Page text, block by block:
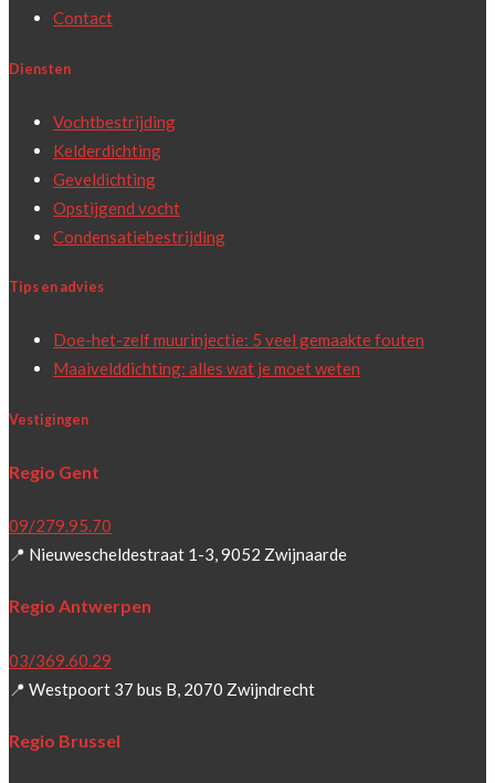
Contact
Diensten
Vochtbestrijding
Kelderdichting
Geveldichting
Opstijgend vocht
Condensatiebestrijding
Tips en advies
Doe-het-zelf muurinjectie: 5 veel gemaakte fouten
Maaivelddichting: alles wat je moet weten
Vestigingen
Regio Gent
09/279.95.70
📍 Nieuwescheldestraat 1-3, 9052 Zwijnaarde
Regio Antwerpen
03/369.60.29
📍 Westpoort 37 bus B, 2070 Zwijndrecht
Regio Brussel